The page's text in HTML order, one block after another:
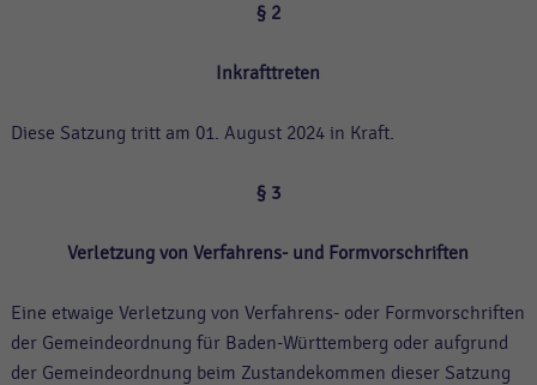
§ 2
Inkrafttreten
Diese Satzung tritt am 01. August 2024 in Kraft.
§ 3
Verletzung von Verfahrens- und Formvorschriften
Eine etwaige Verletzung von Verfahrens- oder Formvorschriften
der Gemeindeordnung für Baden-Württemberg oder aufgrund
der Gemeindeordnung beim Zustandekommen dieser Satzung